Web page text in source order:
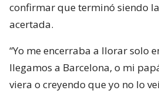
confirmar que terminó siendo
acertada.
“Yo me encerraba a llorar solo
llegamos a Barcelona, o mi
viera o creyendo que yo no lo